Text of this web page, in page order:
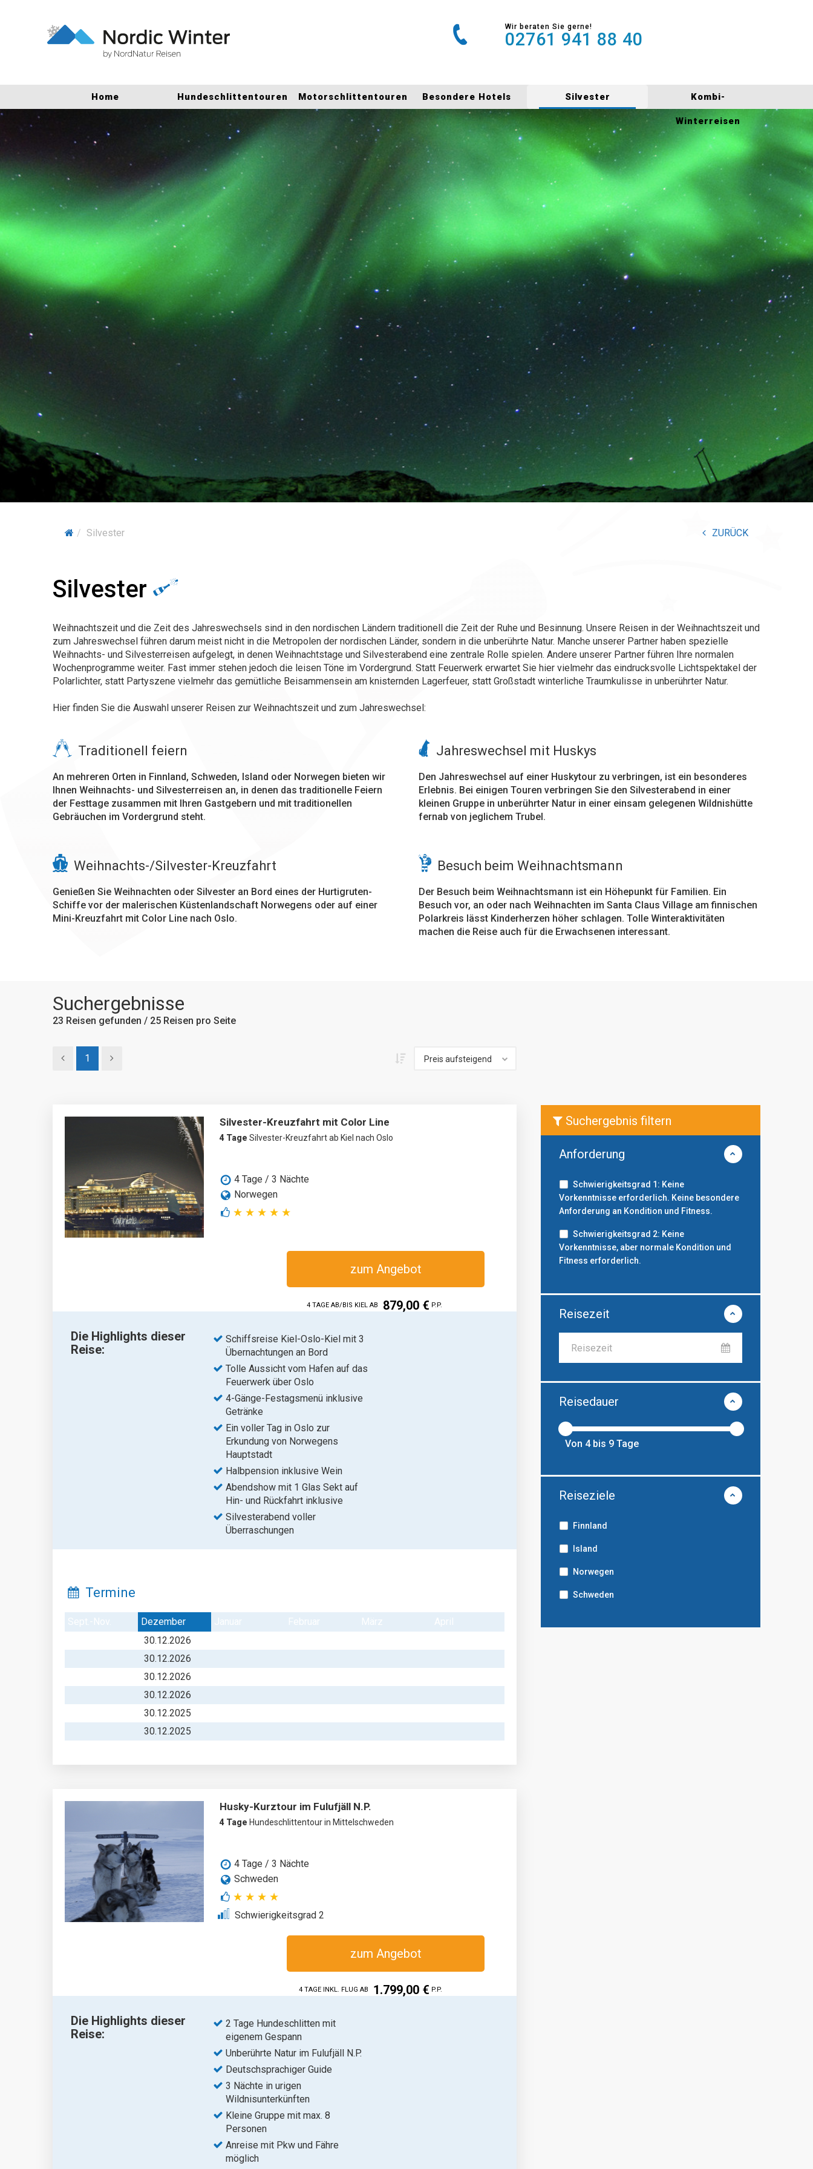
Wir beraten Sie gerne!
02761 941 88 40
Home Hundeschlittentouren Motorschlittentouren Besondere Hotels Silvester Kombi-
Winterreisen
Silvester ZURÜCK
Silvester
Weihnachtszeit und die Zeit des Jahreswechsels sind in den nordischen Ländern traditionell die Zeit der Ruhe und Besinnung. Unsere Reisen in der Weihnachtszeit und
zum Jahreswechsel führen darum meist nicht in die Metropolen der nordischen Länder, sondern in die unberührte Natur. Manche unserer Partner haben spezielle
Weihnachts- und Silvesterreisen aufgelegt, in denen Weihnachtstage und Silvesterabend eine zentrale Rolle spielen. Andere unserer Partner führen Ihre normalen
Wochenprogramme weiter. Fast immer stehen jedoch die leisen Töne im Vordergrund. Statt Feuerwerk erwartet Sie hier vielmehr das eindrucksvolle Lichtspektakel der
Polarlichter, statt Partyszene vielmehr das gemütliche Beisammensein am knisternden Lagerfeuer, statt Großstadt winterliche Traumkulisse in unberührter Natur.
Hier finden Sie die Auswahl unserer Reisen zur Weihnachtszeit und zum Jahreswechsel:
Traditionell feiern
An mehreren Orten in Finnland, Schweden, Island oder Norwegen bieten wir
Ihnen Weihnachts- und Silvesterreisen an, in denen das traditionelle Feiern
der Festtage zusammen mit Ihren Gastgebern und mit traditionellen
Gebräuchen im Vordergrund steht.
Jahreswechsel mit Huskys
Den Jahreswechsel auf einer Huskytour zu verbringen, ist ein besonderes
Erlebnis. Bei einigen Touren verbringen Sie den Silvesterabend in einer
kleinen Gruppe in unberührter Natur in einer einsam gelegenen Wildnishütte
fernab von jeglichem Trubel.
Weihnachts-/Silvester-Kreuzfahrt
Genießen Sie Weihnachten oder Silvester an Bord eines der Hurtigruten-
Schiffe vor der malerischen Küstenlandschaft Norwegens oder auf einer
Mini-Kreuzfahrt mit Color Line nach Oslo.
Besuch beim Weihnachtsmann
Der Besuch beim Weihnachtsmann ist ein Höhepunkt für Familien. Ein
Besuch vor, an oder nach Weihnachten im Santa Claus Village am finnischen
Polarkreis lässt Kinderherzen höher schlagen. Tolle Winteraktivitäten
machen die Reise auch für die Erwachsenen interessant.
Suchergebnisse
23 Reisen gefunden / 25 Reisen pro Seite
1
Silvester-Kreuzfahrt mit Color Line
4 Tage Silvester-Kreuzfahrt ab Kiel nach Oslo
4 Tage / 3 Nächte
Norwegen
zum Angebot
4 TAGE AB/BIS KIEL AB 879,00 € P.P.
Die Highlights dieser
Reise:
Schiffsreise Kiel-Oslo-Kiel mit 3
Übernachtungen an Bord
Tolle Aussicht vom Hafen auf das
Feuerwerk über Oslo
4-Gänge-Festagsmenü inklusive
Getränke
Ein voller Tag in Oslo zur
Erkundung von Norwegens
Hauptstadt
Halbpension inklusive Wein
Abendshow mit 1 Glas Sekt auf
Hin- und Rückfahrt inklusive
Silvesterabend voller
Überraschungen
Termine
Sept.-Nov.
Dezember
30.12.2026
30.12.2026
30.12.2026
30.12.2026
30.12.2025
30.12.2025
Januar Februar März April
Husky-Kurztour im Fulufjäll N.P.
4 Tage Hundeschlittentour in Mittelschweden
4 Tage / 3 Nächte
Schweden
Schwierigkeitsgrad 2
zum Angebot
4 TAGE INKL. FLUG AB 1.799,00 € P.P.
Die Highlights dieser
Reise:
2 Tage Hundeschlitten mit
eigenem Gespann
Unberührte Natur im Fulufjäll N.P.
Deutschsprachiger Guide
3 Nächte in urigen
Wildnisunterkünften
Kleine Gruppe mit max. 8
Personen
Anreise mit Pkw und Fähre
möglich
Suchergebnis filtern
Anforderung
Schwierigkeitsgrad 1: Keine
Vorkenntnisse erforderlich. Keine besondere
Anforderung an Kondition und Fitness.
Schwierigkeitsgrad 2: Keine
Vorkenntnisse, aber normale Kondition und
Fitness erforderlich.
Reisezeit
Reisezeit
Reisedauer
Von 4bis 9 Tage
Reiseziele
Finnland
Island
Norwegen
Schweden